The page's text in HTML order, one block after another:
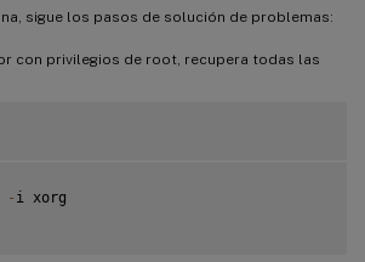
sigue los pasos de solución de problemas:
con privilegios de root, recupera todas las
- i xorg